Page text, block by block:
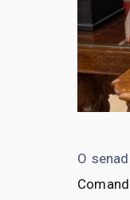
O